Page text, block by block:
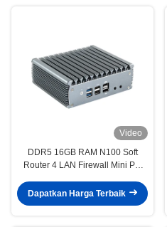
Video
DDR5 16GB RAM N100 Soft
Router 4 LAN Firewall Mini PC
Rumah Kantor
Dapatkan Harga Terbaik